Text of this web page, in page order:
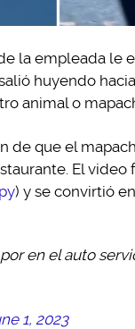
la empleada le
huyendo
animal o
de que el
El video
) y se convirtió
en el auto
1, 2023